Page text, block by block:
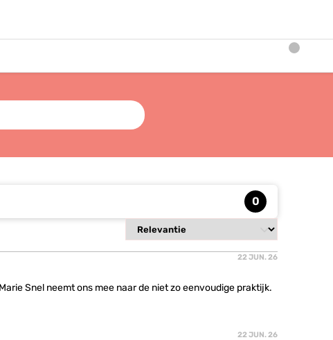
0
22 JUN. 26
Snel neemt ons mee naar de niet zo eenvoudige praktijk.
22 JUN. 26